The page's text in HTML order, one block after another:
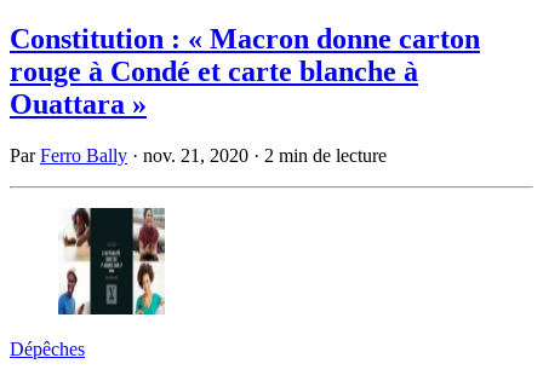
Constitution : « Macron donne carton
rouge à Condé et carte blanche à
Ouattara »
ParFerro Bally · nov. 21, 2020 · 2 min de lecture
Dépêches